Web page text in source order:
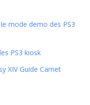
mode demo des PS3
PS3 kiosk
XIV Guide Carnet